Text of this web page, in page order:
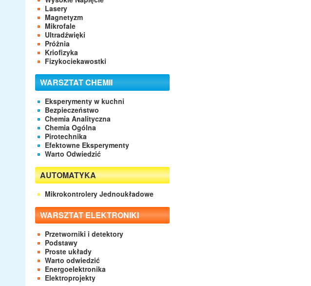
Lasery
Magnetyzm
Mikrofale
Ultradźwięki
Próżnia
Kriofizyka
Fizykociekawostki
WARSZTAT CHEMII
Eksperymenty w kuchni
Bezpieczeństwo
Chemia Analityczna
Chemia Ogólna
Pirotechnika
Efektowne Eksperymenty
Warto Odwiedzić
AUTOMATYKA
Mikrokontrolery Jednoukładowe
WARSZTAT ELEKTRONIKI
Przetworniki i detektory
Podstawy
Proste układy
Warto odwiedzić
Energoelektronika
Elektroprojekty